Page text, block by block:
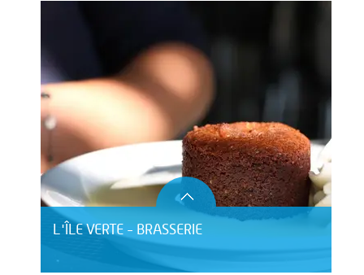
L'ÎLE VERTE - BRASSERIE